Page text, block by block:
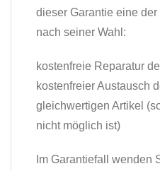
dieser Garantie eine
nach seiner Wahl:
kostenfreie Reparatur
kostenfreier Austausch
gleichwertigen Artikel
nicht möglich ist)
Im Garantiefall wenden